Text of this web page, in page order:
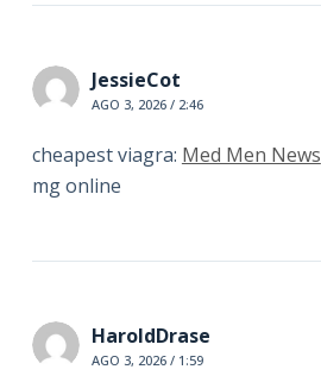
JessieCot
AGO 3, 2026 / 2:46
cheapest viagra: Med Men News
mg online
HaroldDrase
AGO 3, 2026 / 1:59